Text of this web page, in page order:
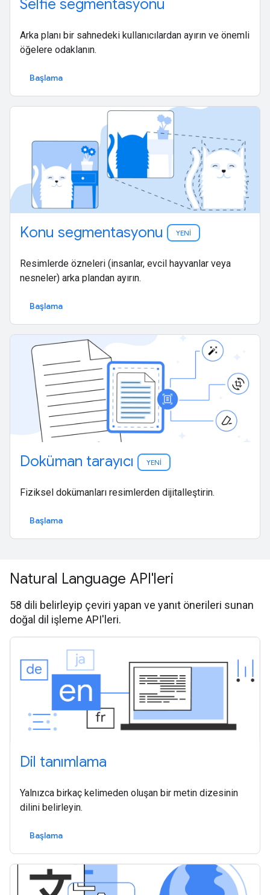
Selfie segmentasyonu
Arka planı bir sahnedeki kullanıcılardan ayırın ve önemli
öğelere odaklanın.
Başlama
Konu segmentasyonu YENİ
Resimlerde özneleri (insanlar, evcil hayvanlar veya
nesneler) arka plandan ayırın.
Başlama
Doküman tarayıcı YENİ
Fiziksel dokümanları resimlerden dijitalleştirin.
Başlama
Natural Language API'leri
58 dili belirleyip çeviri yapan ve yanıt önerileri sunan
doğal dil işleme API'leri.
Dil tanımlama
Yalnızca birkaç kelimeden oluşan bir metin dizesinin
dilini belirleyin.
Başlama